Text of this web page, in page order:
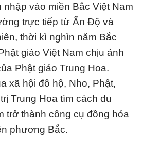
vào miền Bắc Việt Nam
trực tiếp từ Ấn Độ và
thời kì nghìn năm Bắc
giáo Việt Nam chịu ảnh
Phật giáo Trung Hoa.
xã hội đô hộ, Nho, Phật,
Trung Hoa tìm cách du
trở thành công cụ đồng hóa
phương Bắc.